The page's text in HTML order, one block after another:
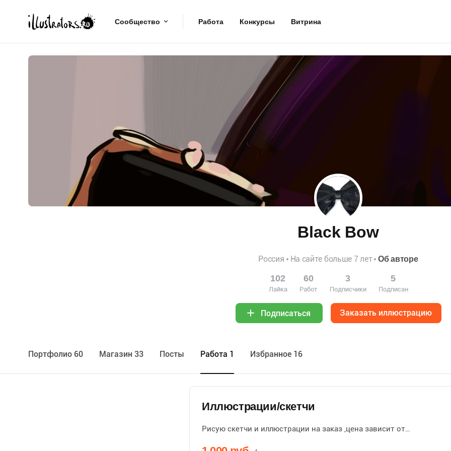
Сообщество Работа Конкурсы Витрина
Black Bow
Россия На сайте больше 7 лет Об авторе
102
Лайка
60
Работ
3
Подписчики
5
Подписан
Подписаться Заказать иллюстрацию
Портфолио 60 Maгазин 33 Посты Работа 1 Избранное 16
Иллюстрации/скетчи
Рисую скетчи и иллюстрации на заказ ,цена зависит от…